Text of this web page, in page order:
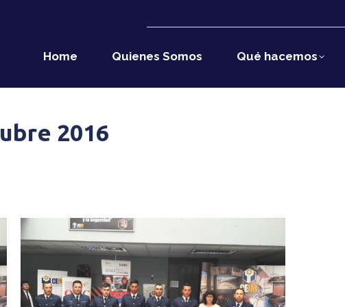
Home Quienes Somos Qué hacemos
2016